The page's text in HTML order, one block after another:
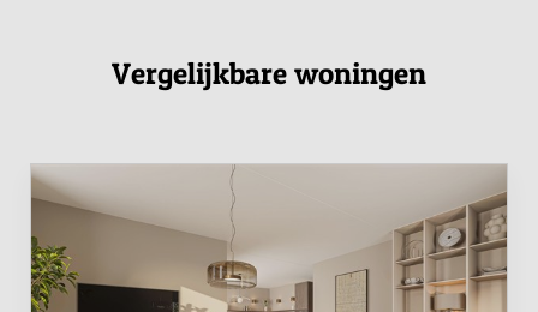
Vergelijkbare woningen